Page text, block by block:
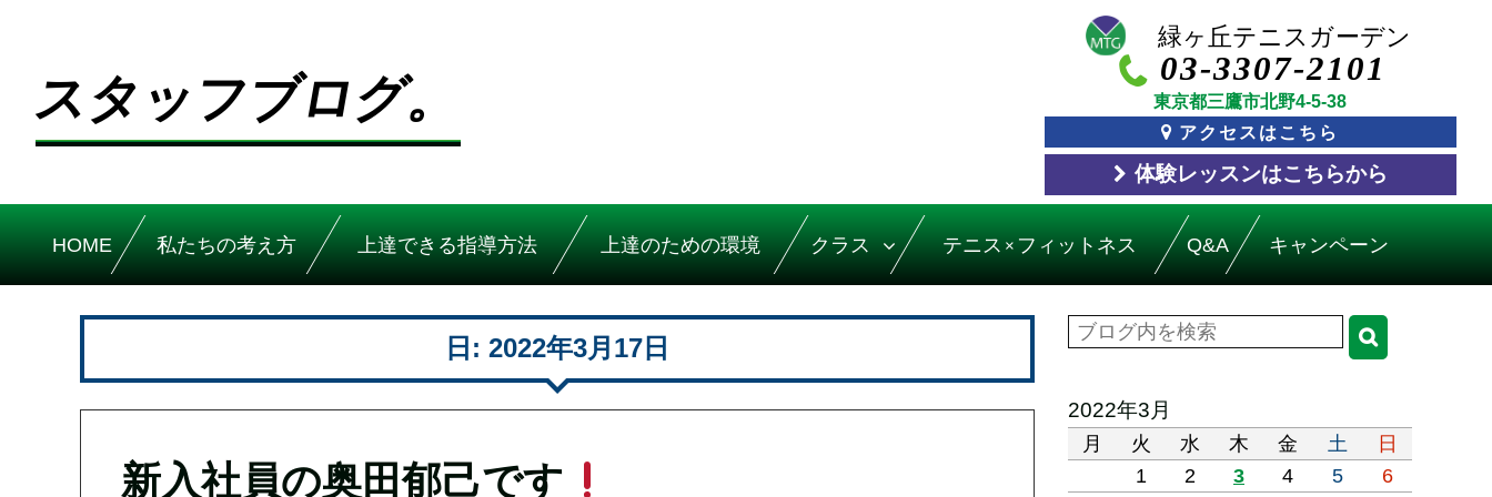
スタッフブログ。
03-3307-2101
東京都三鷹市北野4-5-38
アクセスはこちら
体験レッスンはこちらから
HOME 私たちの考え方 上達できる指導方法 上達のための環境 クラス テニス × フィットネス Q&A キャンペーン
日: 2022年3月17日
新入社員の奥田郁己です
2022年3月
月 火 水 木 金 土
日
1
2 3 4 5
6